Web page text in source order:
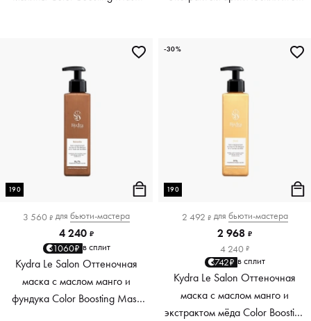
190
3 560 ₽ для бьюти-мастера
4 240 ₽
1060₽ в сплит
Kydra Le Salon Оттеночная
маска с маслом манго и
фундука Color Boosting Mask
190
2 492 ₽ для бьюти-мастера
2 968 ₽
4 240 ₽
742₽ в сплит
Kydra Le Salon Оттеночная
маска с маслом манго и
экстрактом мёда Color Boosting
-30%